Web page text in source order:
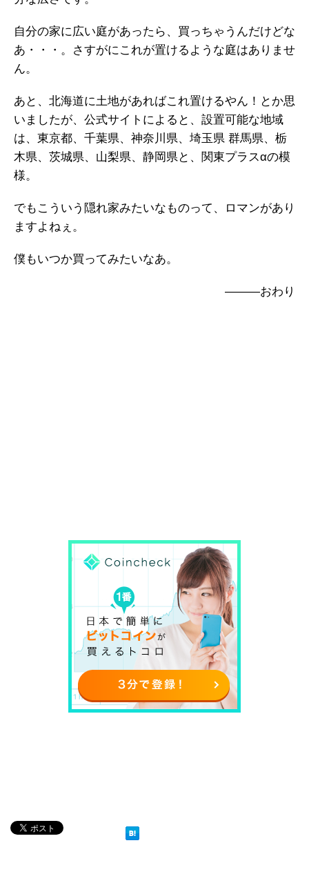
自分の家に広い庭があったら、買っちゃうんだけどな
あ・・・。さすがにこれが置けるような庭はありませ
ん。
あと、北海道に土地があればこれ置けるやん！とか思
いましたが、公式サイトによると、設置可能な地域
は、東京都、千葉県、神奈川県、埼玉県 群馬県、栃
木県、茨城県、山梨県、静岡県と、関東プラスαの模
様。
でもこういう隠れ家みたいなものって、ロマンがあり
ますよねぇ。
僕もいつか買ってみたいなあ。
―――おわり